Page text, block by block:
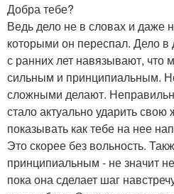
Добра тебе?
Ведь дело не в словах и даже
которыми он переспал. Дело
с ранних лет навязывают, что
сильным и принципиальным.
сложными делают.
стало актуально ударить
показывать как тебе на нее
Это скорее без вольность.
принципиальным - не значит
пока она сделает шаг